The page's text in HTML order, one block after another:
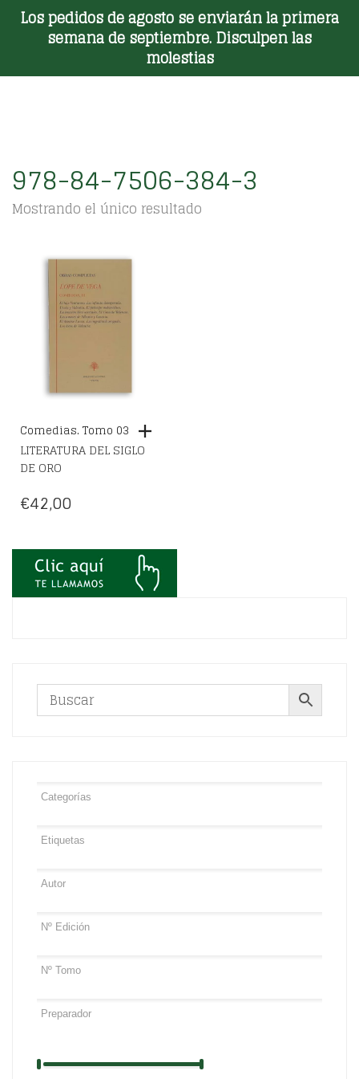
Los pedidos de agosto se enviarán la primera
semana de septiembre. Disculpen las
molestias
Toggle Menu
978-84-7506-384-3
Mostrando el único resultado
Comedias. Tomo 03
LITERATURA DEL SIGLO
DE ORO
€42,00